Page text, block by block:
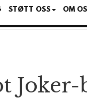
STØTT OSS OM